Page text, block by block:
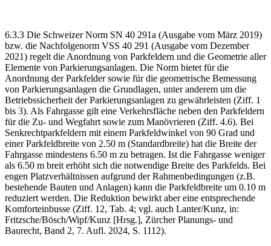
6.3.3 Die Schweizer Norm SN 40 291a (Ausgabe vom März 2019)
bzw. die Nachfolgenorm VSS 40 291 (Ausgabe vom Dezember
2021) regelt die Anordnung von Parkfeldern und die Geometrie aller
Elemente von Parkierungsanlagen. Die Norm bietet für die
Anordnung der Parkfelder sowie für die geometrische Bemessung
von Parkierungsanlagen die Grundlagen, unter anderem um die
Betriebssicherheit der Parkierungsanlagen zu gewährleisten (Ziff. 1
bis 3). Als Fahrgasse gilt eine Verkehrsfläche neben den Parkfeldern
für die Zu- und Wegfahrt sowie zum Manövrieren (Ziff. 4.6). Bei
Senkrechtparkfeldern mit einem Parkfeldwinkel von 90 Grad und
einer Parkfeldbreite von 2.50 m (Standardbreite) hat die Breite der
Fahrgasse mindestens 6.50 m zu betragen. Ist die Fahrgasse weniger
als 6.50 m breit erhöht sich die notwendige Breite des Parkfelds. Bei
engen Platzverhältnissen aufgrund der Rahmenbedingungen (z.B.
bestehende Bauten und Anlagen) kann die Parkfeldbreite um 0.10 m
reduziert werden. Die Reduktion bewirkt aber eine entsprechende
Komforteinbusse (Ziff. 12, Tab. 4; vgl. auch Lanter/Kunz, in:
Fritzsche/Bösch/Wipf/Kunz [Hrsg.], Zürcher Planungs- und
Baurecht, Band 2, 7. Aufl. 2024, S. 1112).